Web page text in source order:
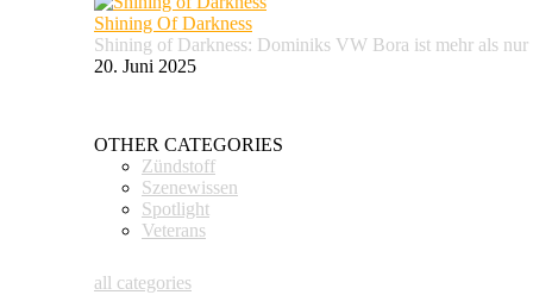
Shining Of Darkness
Shining of Darkness: Dominiks VW Bora ist mehr als
20. Juni 2025
OTHER CATEGORIES
Zündstoff
Szenewissen
Spotlight
Veterans
all categories